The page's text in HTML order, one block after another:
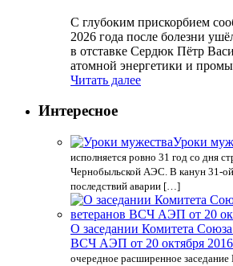
С глубоким прискорбием
2026 года после болезни
в отставке Сердюк Пётр
атомной энергетики и
Читать далее
Интересное
Уроки
исполняется ровно 31 год со дня
Чернобыльской АЭС. В канун 31-
последствий аварии […]
О заседании Комитета
ВСЧ АЭП от 20 октября 2016
очередное расширенное